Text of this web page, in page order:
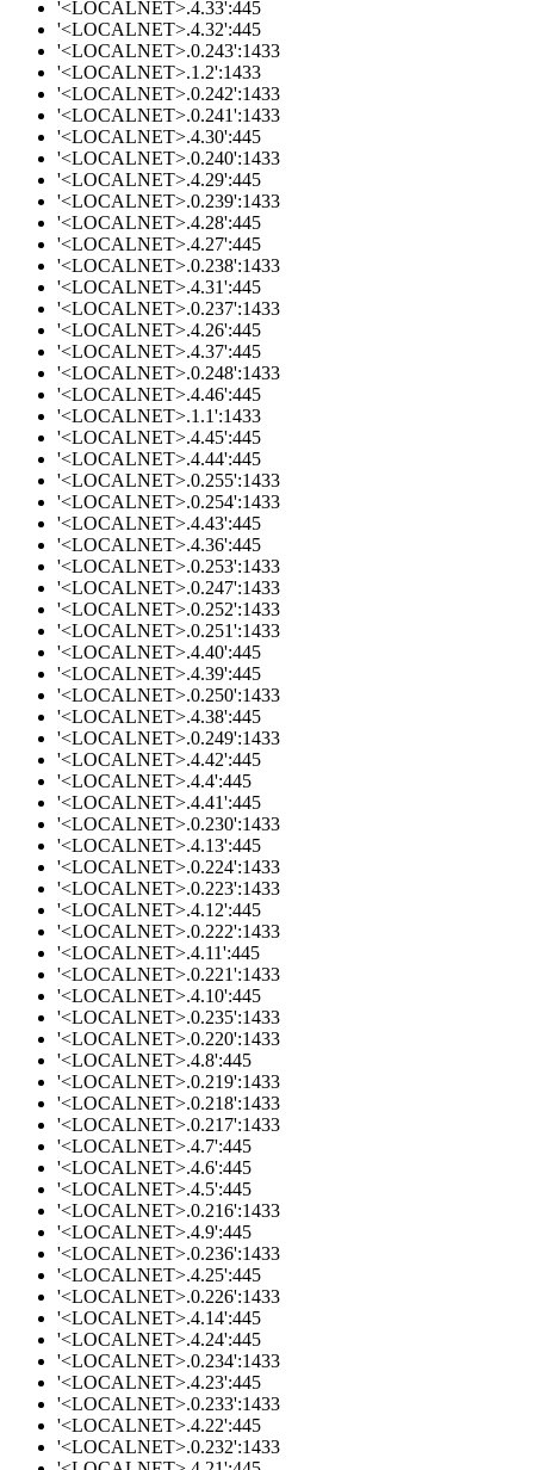
'<LOCALNET>.4.33':445
'<LOCALNET>.4.32':445
'<LOCALNET>.0.243':1433
'<LOCALNET>.1.2':1433
'<LOCALNET>.0.242':1433
'<LOCALNET>.0.241':1433
'<LOCALNET>.4.30':445
'<LOCALNET>.0.240':1433
'<LOCALNET>.4.29':445
'<LOCALNET>.0.239':1433
'<LOCALNET>.4.28':445
'<LOCALNET>.4.27':445
'<LOCALNET>.0.238':1433
'<LOCALNET>.4.31':445
'<LOCALNET>.0.237':1433
'<LOCALNET>.4.26':445
'<LOCALNET>.4.37':445
'<LOCALNET>.0.248':1433
'<LOCALNET>.4.46':445
'<LOCALNET>.1.1':1433
'<LOCALNET>.4.45':445
'<LOCALNET>.4.44':445
'<LOCALNET>.0.255':1433
'<LOCALNET>.0.254':1433
'<LOCALNET>.4.43':445
'<LOCALNET>.4.36':445
'<LOCALNET>.0.253':1433
'<LOCALNET>.0.247':1433
'<LOCALNET>.0.252':1433
'<LOCALNET>.0.251':1433
'<LOCALNET>.4.40':445
'<LOCALNET>.4.39':445
'<LOCALNET>.0.250':1433
'<LOCALNET>.4.38':445
'<LOCALNET>.0.249':1433
'<LOCALNET>.4.42':445
'<LOCALNET>.4.4':445
'<LOCALNET>.4.41':445
'<LOCALNET>.0.230':1433
'<LOCALNET>.4.13':445
'<LOCALNET>.0.224':1433
'<LOCALNET>.0.223':1433
'<LOCALNET>.4.12':445
'<LOCALNET>.0.222':1433
'<LOCALNET>.4.11':445
'<LOCALNET>.0.221':1433
'<LOCALNET>.4.10':445
'<LOCALNET>.0.235':1433
'<LOCALNET>.0.220':1433
'<LOCALNET>.4.8':445
'<LOCALNET>.0.219':1433
'<LOCALNET>.0.218':1433
'<LOCALNET>.0.217':1433
'<LOCALNET>.4.7':445
'<LOCALNET>.4.6':445
'<LOCALNET>.4.5':445
'<LOCALNET>.0.216':1433
'<LOCALNET>.4.9':445
'<LOCALNET>.0.236':1433
'<LOCALNET>.4.25':445
'<LOCALNET>.0.226':1433
'<LOCALNET>.4.14':445
'<LOCALNET>.4.24':445
'<LOCALNET>.0.234':1433
'<LOCALNET>.4.23':445
'<LOCALNET>.0.233':1433
'<LOCALNET>.4.22':445
'<LOCALNET>.0.232':1433